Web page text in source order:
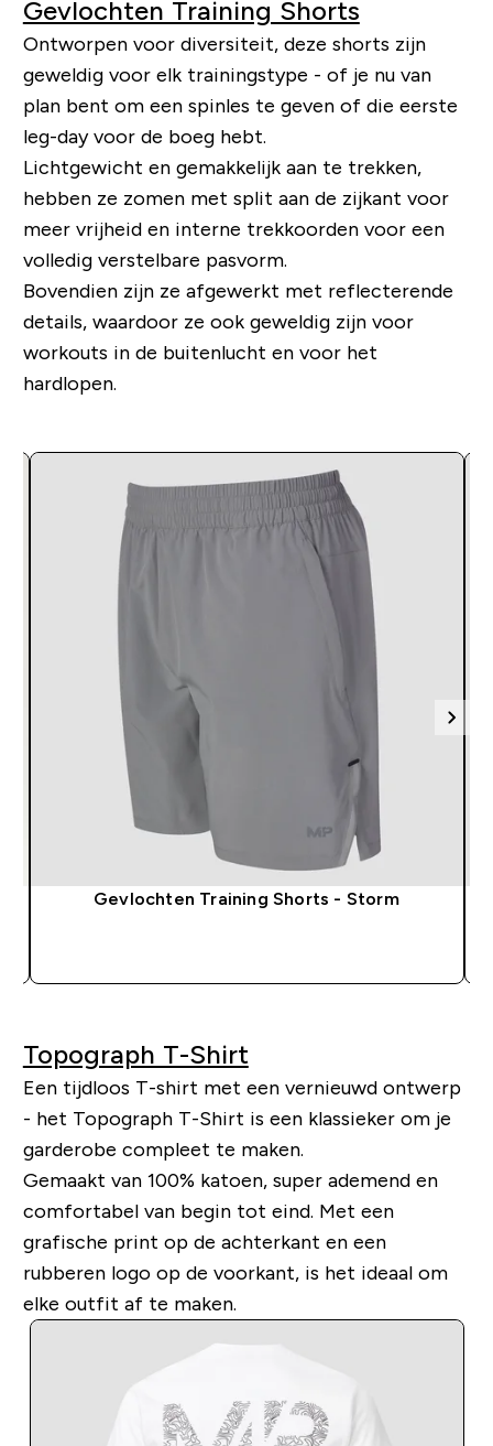
Gevlochten Training Shorts
Ontworpen voor diversiteit, deze shorts zijn
geweldig voor elk trainingstype - of je nu van
plan bent om een ​​spinles te geven of die eerste
leg-day voor de boeg hebt.
Lichtgewicht en gemakkelijk aan te trekken,
hebben ze zomen met split aan de zijkant voor
meer vrijheid en interne trekkoorden voor een
volledig verstelbare pasvorm.
Bovendien zijn ze afgewerkt met reflecterende
details, waardoor ze ook geweldig zijn voor
workouts in de buitenlucht en voor het
hardlopen.
Gevlochten Training Shorts - Storm
Topograph T-Shirt
Een tijdloos T-shirt met een vernieuwd ontwerp
- het Topograph T-Shirt is een klassieker om je
garderobe compleet te maken.
Gemaakt van 100% katoen, super ademend en
comfortabel van begin tot eind. Met een
grafische print op de achterkant en een
rubberen logo op de voorkant, is het ideaal om
elke outfit af te maken.